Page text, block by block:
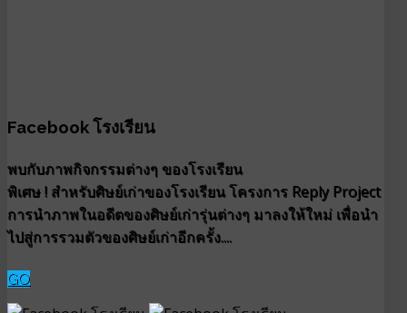
Facebook โรงเรียน
พบกับภาพกิจกรรมต่างๆ ของโรงเรียน
พิเศษ ! สำหรับศิษย์เก่าของโรงเรียน โครงการ Reply Project
การนำภาพในอดีตของศิษย์เก่ารุ่นต่างๆ มาลงให้ใหม่ เพื่อนำ
ไปสู่การรวมตัวของศิษย์เก่าอีกครั้ง....
GO